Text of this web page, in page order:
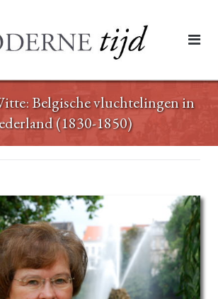
Belgische vluchtelingen in
(1830-1850)